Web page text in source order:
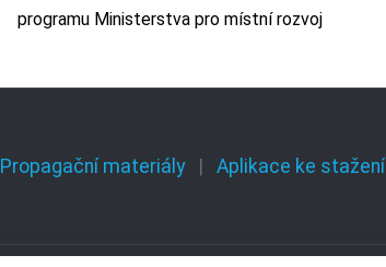
Propagační materiály Aplikace ke stažení
programu Ministerstva pro místní rozvoj